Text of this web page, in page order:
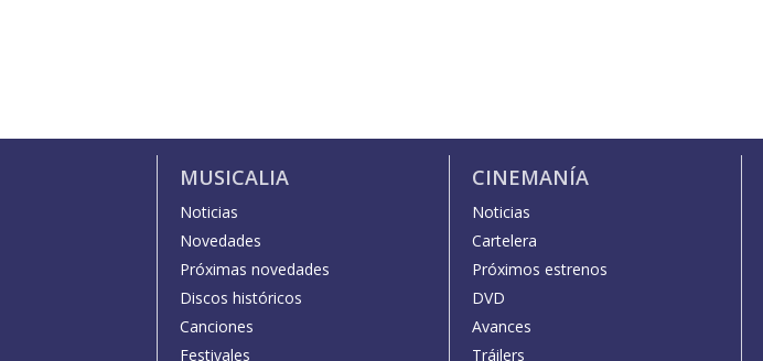
MUSICALIA
Noticias
Novedades
Próximas novedades
Discos históricos
Canciones
Festivales
CINEMANÍA
Noticias
Cartelera
Próximos estrenos
DVD
Avances
Tráilers